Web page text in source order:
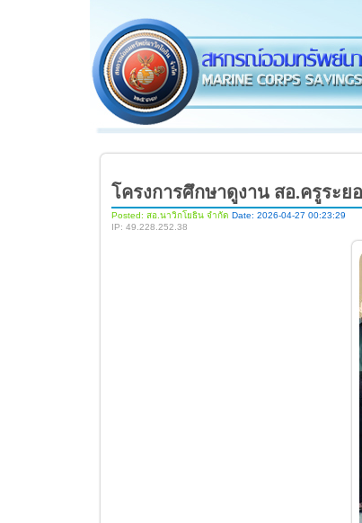
โครงการศึกษาดูงาน สอ.ครูระย
Posted: สอ.นาวิกโยธิน จำกัด Date: 2026-04-27 00:23:29
IP: 49.228.252.38